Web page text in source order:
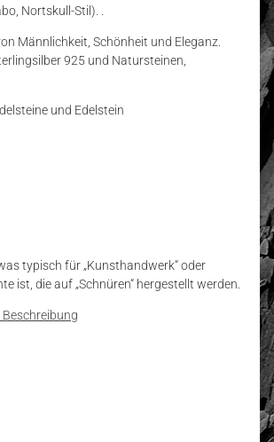
Nortskull-Stil). .
Männlichkeit, Schönheit und Eleganz.
925 und Natursteinen,
und Edelstein
typisch für „Kunsthandwerk“ oder
ist, die auf „Schnüren“ hergestellt werden.